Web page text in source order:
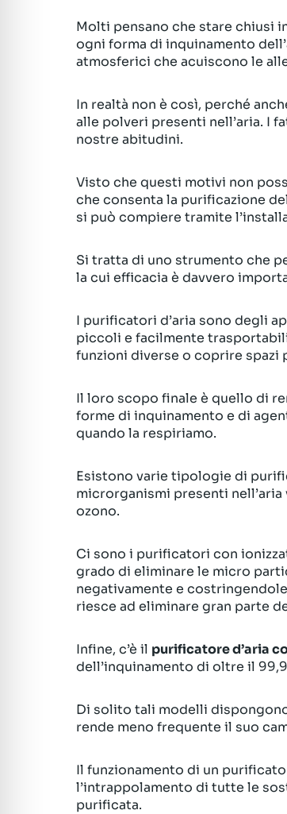
Molti pensano che stare chiusi
ogni forma di inquinamento
atmosferici che acuiscono le
In realtà non è così, perché
alle polveri presenti nell’aria. I
nostre abitudini.
Visto che questi motivi non
che consenta la purificazione
si può compiere tramite
Si tratta di uno strumento che
la cui efficacia è davvero
I purificatori d’aria sono degli
piccoli e facilmente
funzioni diverse o coprire spazi
Il loro scopo finale è quello di
forme di inquinamento e di
quando la respiriamo.
Esistono varie tipologie di
microrganismi presenti
ozono.
Ci sono i purificatori con
grado di eliminare le micro
negativamente e
riesce ad eliminare gran parte
Infine, c’è il purificatore d’aria
dell’inquinamento di oltre il
Di solito tali modelli
rende meno frequente il suo
Il funzionamento di un
l’intrappolamento di tutte le
purificata.